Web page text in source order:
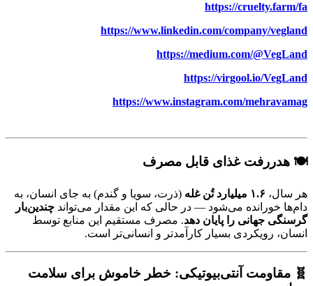
https://cruelty.farm/fa
https://www.linkedin.com/company/vegland
https://medium.com/@VegLand
https://virgool.io/VegLand
https://www.instagram.com/mehravamag
🍽 هدررفت غذای قابل مصرف
هر سال، ۱.۶ میلیارد تُن غله
(ذرت، سویا و گندم) به جای انسان، به
دام‌ها خورانده می‌شود — در حالی که این مقدار می‌تواند چندین‌بار
گرسنگی جهانی را پایان دهد. مصرف مستقیم این منابع توسط
انسان، رویکردی بسیار کارآمدتر و انسانی‌تر است.
🧬 مقاومت آنتی‌بیوتیکی: خطر خاموش برای سلامت